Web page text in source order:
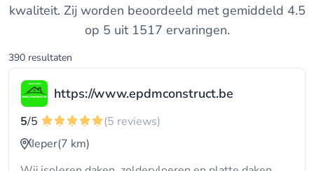
kwaliteit. Zij worden beoordeeld met gemiddeld 4.5
op 5 uit 1517 ervaringen.
390 resultaten
https://www.epdmconstruct.be
5/5
(5 reviews)
Ieper(7 km)